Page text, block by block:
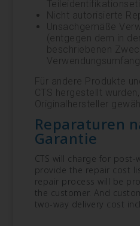
Nicht autorisierte
Unsachgemäße
(entgegen dem in
beschriebenen
Für andere Produkte
CTS hergestellt
Originalhersteller
Reparaturen
Garantie
CTS will charge for
provide the repair cost
repair process will be
the customer. And
two-way delivery cost